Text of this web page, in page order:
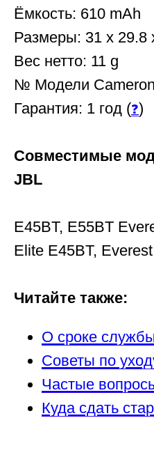
Ëмкость: 610 mAh
Размеры: 31 x 29.8
Вес нетто: 11 g
№ Модели
Гарантия: 1 год (❓)
Совместимые
JBL
E45BT, E55BT
Elite E45BT,
Читайте также:
О сроке
Советы по
Частые
Куда сдать